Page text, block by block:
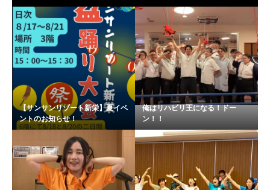
【サンサンリゾート新栄】夏イベ
ントのお知らせ！
俺はリハビリ王になる！ドー
ン！！